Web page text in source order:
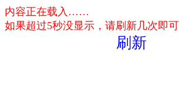
内容正在载入……
如果超过5秒没显示，请刷新几次即可
刷新